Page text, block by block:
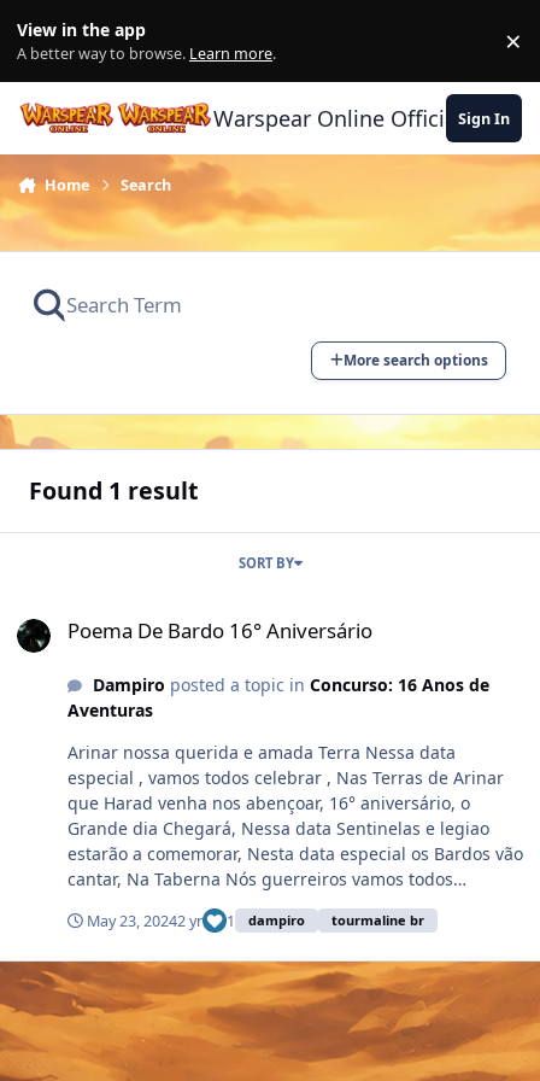
View in the app
A better way to browse. Learn more. ×
Warspear Online Official Forum
Sign In
Home Search
More search options
Found 1 result
SORT BY
Poema De Bardo 16° Aniversário
Dampiro posted a topic in Concurso: 16 Anos de
Aventuras
Arinar nossa querida e amada Terra Nessa data
especial , vamos todos celebrar , Nas Terras de Arinar
que Harad venha nos abençoar, 16° aniversário, o
Grande dia Chegará, Nessa data Sentinelas e legiao
estarão a comemorar, Nesta data especial os Bardos vão
cantar, Na Taberna Nós guerreiros vamos todos
Cantarolar , nossos feitos e Vitorias nas terras de Arinar
. Com muito alegria escrevi pra você , a nossa grande
Arinar. ,Eu so tenho a agradecer, pois nessas terras um
Guerreiro posso ser.. Parabens Warspers que venham
muitos e muitos anos , que Harad nos abençoe com
grandes drops e conquistas. Nick : Dampiro Tourmaline
br Haill all Mages
May 23, 20242 yr 1 dampiro tourmaline br